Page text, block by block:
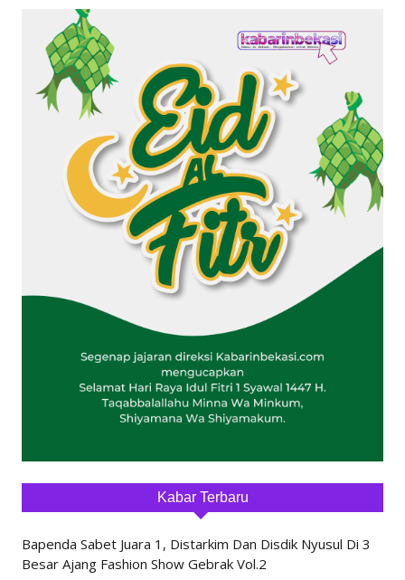
Kabar Terbaru
Bapenda Sabet Juara 1, Distarkim Dan Disdik Nyusul Di 3
Besar Ajang Fashion Show Gebrak Vol.2